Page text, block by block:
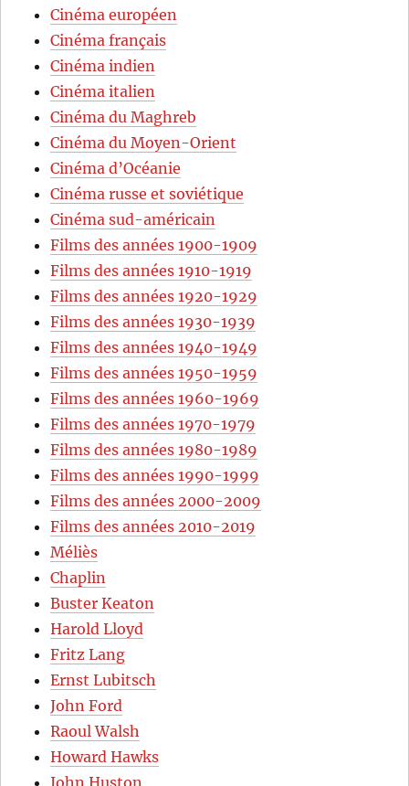
Cinéma européen
Cinéma français
Cinéma indien
Cinéma italien
Cinéma du Maghreb
Cinéma du Moyen-Orient
Cinéma d’Océanie
Cinéma russe et soviétique
Cinéma sud-américain
Films des années 1900-1909
Films des années 1910-1919
Films des années 1920-1929
Films des années 1930-1939
Films des années 1940-1949
Films des années 1950-1959
Films des années 1960-1969
Films des années 1970-1979
Films des années 1980-1989
Films des années 1990-1999
Films des années 2000-2009
Films des années 2010-2019
Méliès
Chaplin
Buster Keaton
Harold Lloyd
Fritz Lang
Ernst Lubitsch
John Ford
Raoul Walsh
Howard Hawks
John Huston